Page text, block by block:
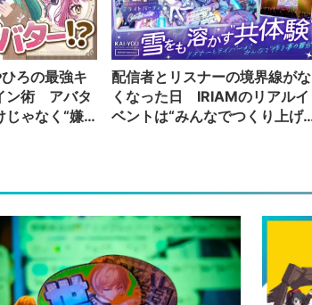
ろの最強キ
ン術 アバタ
じゃなく“嫌
配信者とリスナーの境界線がな
くなった日 IRIAMのリアルイ
ベントは“みんなでつくり上げ